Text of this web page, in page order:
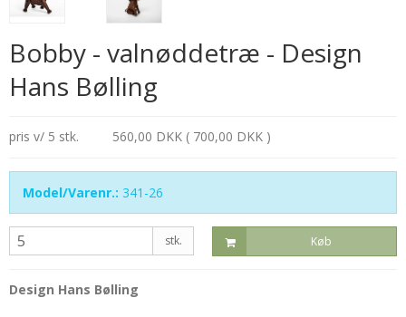
Bobby - valnøddetræ - Design
Hans Bølling
pris v/ 5 stk. 560,00 DKK ( 700,00 DKK )
Model/Varenr.: 341-26
stk. Køb
Design Hans Bølling